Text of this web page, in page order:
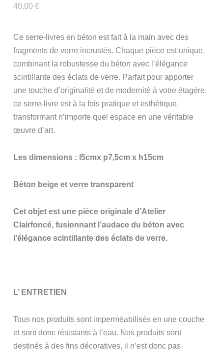
40,00 €
Ce serre-livres en béton est fait à la main avec des
fragments de verre incrustés. Chaque pièce est unique,
combinant la robustesse du béton avec l’élégance
scintillante des éclats de verre. Parfait pour apporter
une touche d’originalité et de modernité à votre étagère,
ce serre-livre est à la fois pratique et esthétique,
transformant n’importe quel espace en une véritable
œuvre d’art.
Les dimensions : l5cmx p7,5cm x h15cm
Béton beige et verre transparent
Cet objet est une pièce originale d’Atelier
Clairfoncé, fusionnant l’audace du béton avec
l’élégance scintillante des éclats de verre.
L’ ENTRETIEN
Tous nos produits sont imperméabilisés en une couche
et sont donc résistants à l’eau. Nos produits sont
destinés à des fins décoratives, il n’est donc pas